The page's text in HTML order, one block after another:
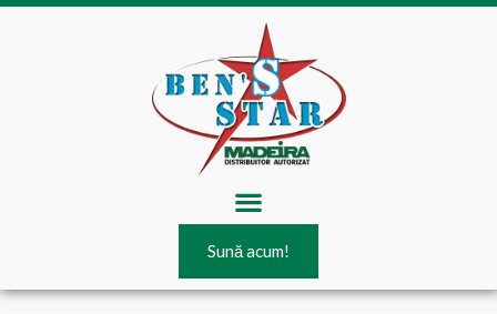
Skip
Menu
Sună acum!